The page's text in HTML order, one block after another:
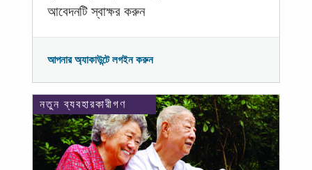
আবেদনটি স্বাক্ষর করুন
আপনার অ্যাকাউন্টে লগইন করুন
নতুন ব্যবহারকারীগণ